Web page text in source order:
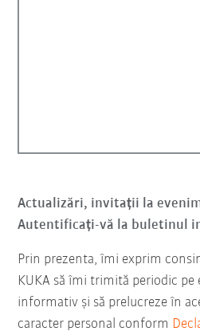
Actualizări, invitații la
Autentificați-vă la buletinul
Prin prezenta, îmi exprim
KUKA să îmi trimită periodic pe
informativ şi să prelucreze în
caracter personal conform